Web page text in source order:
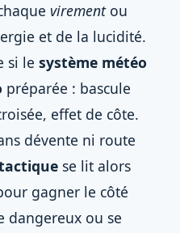
virementou
et de la lucidité.
si le système météo
préparée : bascule
effet de côte.
dévente ni route
se lit alors
gagner le côté
dangereux ou se